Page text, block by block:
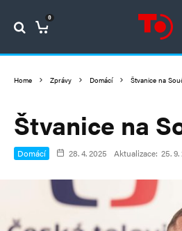
0
Home Zprávy Domácí Štvanice na
Štvanice na
Domácí 28. 4. 2025 Aktualizace: 25.